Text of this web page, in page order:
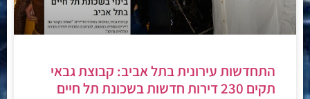
התחדשות עירונית בתל אביב: קבוצת גבאי
תקים 230 דירות חדשות בשכונת תל חיים